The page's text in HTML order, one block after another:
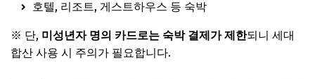
호텔, 리조트, 게스트하우스 등 숙박
※ 단, 미성년자 명의 카드로는 숙박 결제가 제한되니 세대
합산 사용 시 주의가 필요합니다.